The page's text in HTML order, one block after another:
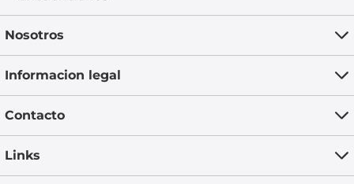
Nosotros
Informacion legal
Contacto
Links